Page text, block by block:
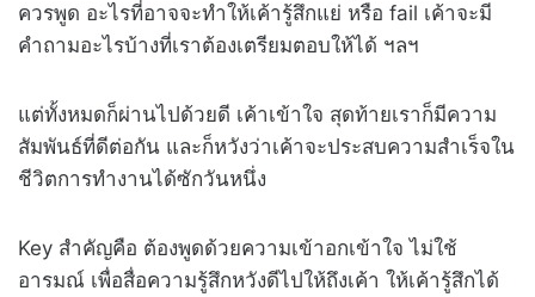
ควรพูด อะไรที่อาจจะทำให้เค้ารู้สึกแย่ หรือ fail เค้าจะมี
คำถามอะไรบ้างที่เราต้องเตรียมตอบให้ได้ ฯลฯ
แต่ทั้งหมดก็ผ่านไปด้วยดี เค้าเข้าใจ สุดท้ายเราก็มีความ
สัมพันธ์ที่ดีต่อกัน และก็หวังว่าเค้าจะประสบความสำเร็จใน
ชีวิตการทำงานได้ซักวันหนึ่ง
Key สำคัญคือ ต้องพูดด้วยความเข้าอกเข้าใจ ไม่ใช้
อารมณ์ เพื่อสื่อความรู้สึกหวังดีไปให้ถึงเค้า ให้เค้ารู้สึกได้